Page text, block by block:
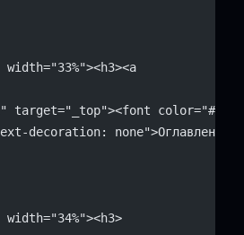
width="33%"><h3><a
target="_top"><font
decoration:
width="34%"><h3>